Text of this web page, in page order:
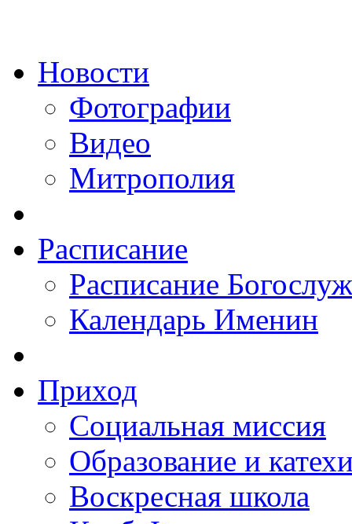
Новости
Фотографии
Видео
Митрополия
Расписание
Расписание
Календарь Именин
Приход
Социальная миссия
Образование и
Воскресная школа